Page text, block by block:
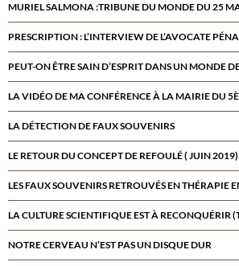
MURIEL SALMONA :TRIBUNE DU MONDE DU 25
PRESCRIPTION : L’INTERVIEW DE L’AVOCATE
PEUT-ON ÊTRE SAIN D’ESPRIT DANS UN MONDE
LA VIDÉO DE MA CONFÉRENCE À LA MAIRIE DU
LA DÉTECTION DE FAUX SOUVENIRS
LE RETOUR DU CONCEPT DE REFOULÉ ( JUIN 2019)
LES FAUX SOUVENIRS RETROUVÉS EN THÉRAPIE
LA CULTURE SCIENTIFIQUE EST À RECONQUÉRIR
NOTRE CERVEAU N’EST PAS UN DISQUE DUR